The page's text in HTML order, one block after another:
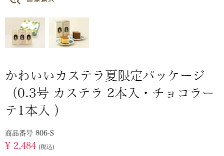
かわいいカステラ夏限定パッケージ
（0.3号 カステラ 2本入・チョコラー
テ1本入 ）
商品番号 806-S
¥ 2,484 税込